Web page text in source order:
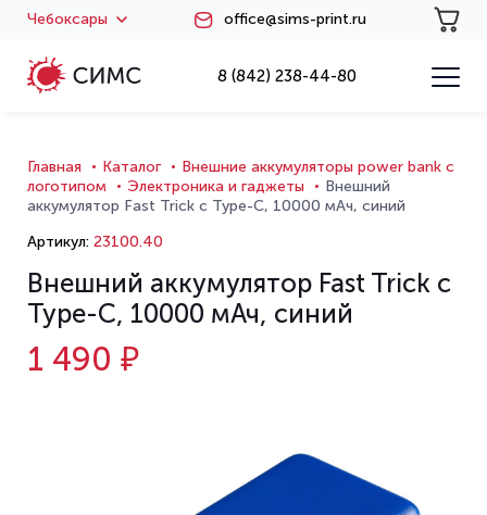
Чебоксары office@sims-print.ru
8 (842) 238-44-80
Главная Каталог
Внешние аккумуляторы power bank с
логотипом
Электроника и гаджеты
Внешний
аккумулятор Fast Trick с Type-C, 10000 мАч, синий
Артикул: 23100.40
Внешний аккумулятор Fast Trick с
Type-C, 10000 мАч, синий
1 490 ₽